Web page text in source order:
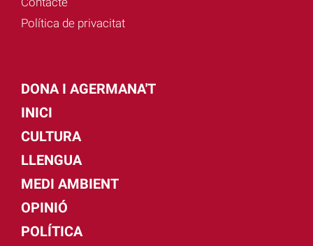
Política de privacitat
DONA I AGERMANA'T
INICI
CULTURA
LLENGUA
MEDI AMBIENT
OPINIÓ
POLÍTICA